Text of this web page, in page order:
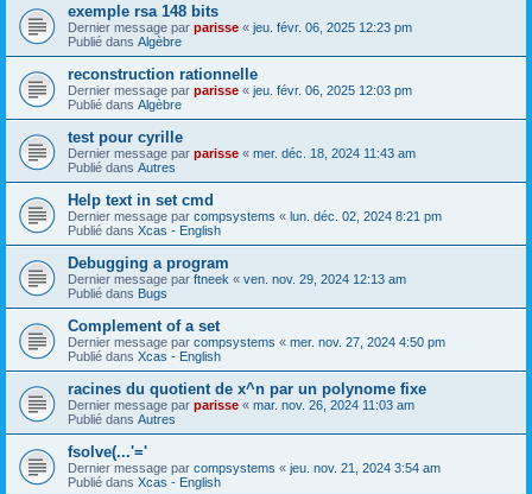
exemple rsa 148 bits
Dernier message par parisse « jeu. févr. 06, 2025 12:23 pm
Publié dans Algèbre
reconstruction rationnelle
Dernier message par parisse « jeu. févr. 06, 2025 12:03 pm
Publié dans Algèbre
test pour cyrille
Dernier message par parisse « mer. déc. 18, 2024 11:43 am
Publié dans Autres
Help text in set cmd
Dernier message par compsystems « lun. déc. 02, 2024 8:21 pm
Publié dans Xcas - English
Debugging a program
Dernier message par ftneek « ven. nov. 29, 2024 12:13 am
Publié dans Bugs
Complement of a set
Dernier message par compsystems « mer. nov. 27, 2024 4:50 pm
Publié dans Xcas - English
racines du quotient de x^n par un polynome fixe
Dernier message par parisse « mar. nov. 26, 2024 11:03 am
Publié dans Autres
fsolve(...'='
Dernier message par compsystems « jeu. nov. 21, 2024 3:54 am
Publié dans Xcas - English